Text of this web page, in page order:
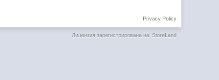
Privacy Policy
Лицензия зарегистрирована на: StoreLand